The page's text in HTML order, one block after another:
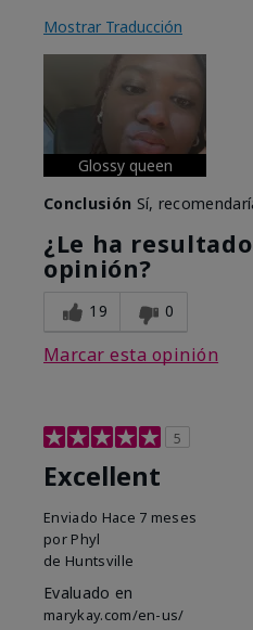
Mostrar Traducción
Glossy queen
Conclusión Sí,
¿Le ha
opinión?
19 0
Marcar esta opinión
5
Excellent
Enviado Hace 7 meses
por Phyl
de Huntsville
Evaluado en
marykay.com/en-us/